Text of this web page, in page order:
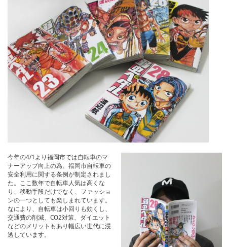
今年の4/1より福岡市では自転車のマ
ナーアップ向上の為、福岡市自転車の
安全利用に関する条例が制定されまし
た。ここ数年で自転車人気は高くな
り、移動手段だけでなく、ファッショ
ンの一つとしても楽しまれています。
なにより、自転車は小回りも効くし、
交通費の削減、CO2対策、ダイエット
などのメリットもあり幅広い世代に浸
透しています。